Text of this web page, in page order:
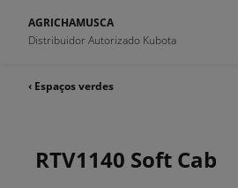
AGRICHAMUSCA
Distribuidor Autorizado Kubota
‹ Espaços verdes
RTV1140 Soft Cab